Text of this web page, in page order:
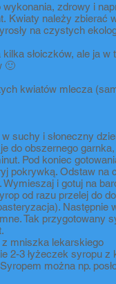
wykonania, zdrowy i
Kwiaty należy zbierać
na czystych
kilka słoiczków, ale ja
🙂
kwiatów mlecza
suchy i słoneczny
je do obszernego
Pod koniec
pokrywką. Odstaw na
Wymieszaj i gotuj na
od razu przelej do
Następnie
Tak
mniszka lekarskiego
2-3 łyżeczek syropu
można np.